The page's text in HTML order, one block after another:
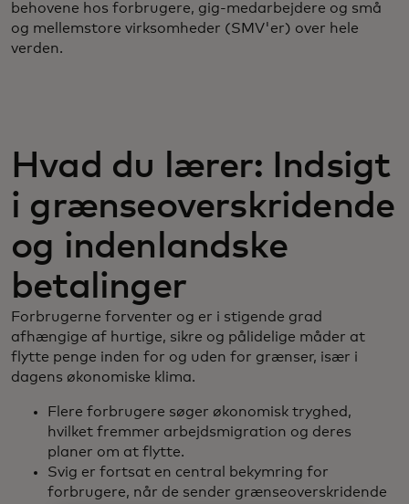
behovene hos forbrugere, gig-medarbejdere og små
og mellemstore virksomheder (SMV'er) over hele
verden.
Hvad du lærer: Indsigt
i grænseoverskridende
og indenlandske
betalinger
Forbrugerne forventer og er i stigende grad
afhængige af hurtige, sikre og pålidelige måder at
flytte penge inden for og uden for grænser, især i
dagens økonomiske klima.
Flere forbrugere søger økonomisk tryghed,
hvilket fremmer arbejdsmigration og deres
planer om at flytte.
Svig er fortsat en central bekymring for
forbrugere, når de sender grænseoverskridende